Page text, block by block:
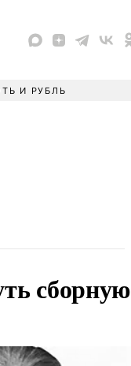
И РУБЛЬ
сборную